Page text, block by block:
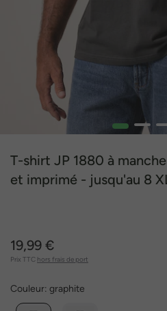
1 2 3
T-shirt JP 1880 à
et imprimé - jusqu'au 8
19,99 €
Prix TTC hors frais de port
Couleur: graphite